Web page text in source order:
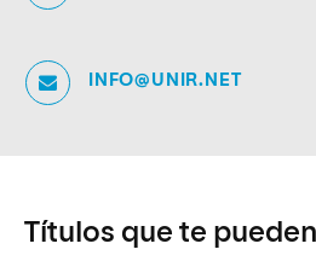
INFO@UNIR.NET
Títulos que te